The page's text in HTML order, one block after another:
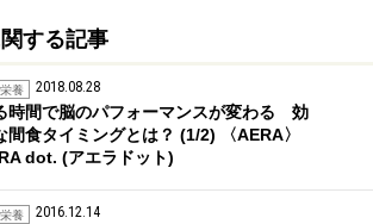
する記事
養 2018.08.28
時間で脳のパフォーマンスが変わる 効
間食タイミングとは？ (1/2) 〈AERA〉
dot. (アエラドット)
養 2016.12.14